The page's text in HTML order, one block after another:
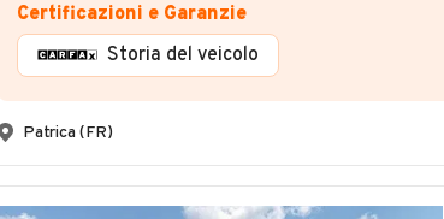
Certificazioni e Garanzie
Storia del veicolo
Patrica (FR)